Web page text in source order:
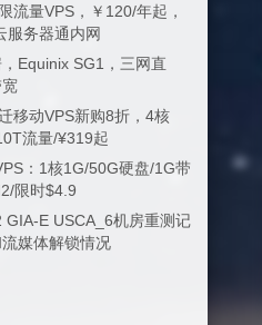
流量VPS，￥120/年起，
服务器通内网
Equinix SG1，三网直
移动VPS新购8折，4核
流量/¥319起
：1核1G/50G硬盘/1G带
限时$4.9
E USCA_6机房重测记
媒体解锁情况